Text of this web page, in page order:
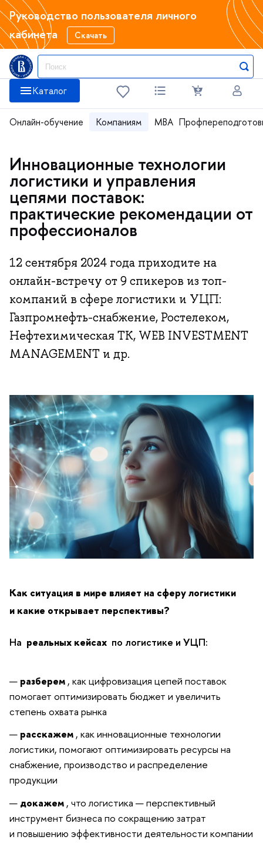
Руководство пользователя личного
кабинета
Скачать
Каталог
Онлайн-обучение Компаниям MBA
Инновационные технологии
логистики и управления
цепями поставок:
практические рекомендации от
профессионалов
12 сентября 2024 года приходите на
онлайн-встречу от 9 спикеров из топ-
компаний в сфере логистики и УЦП:
Газпромнефть-снабжение, Ростелеком,
Нефтехимическая ТК, WEB INVESTMENT
MANAGEMENT и др.
Как ситуация в мире влияет на сферу логистики
и какие открывает перспективы?
На реальных кейсах по логистике и УЦП:
разберем , как цифровизация цепей поставок
помогает оптимизировать бюджет и увеличить
степень охвата рынка
расскажем , как инновационные технологии
логистики, помогают оптимизировать ресурсы на
снабжение, производство и распределение
продукции
докажем , что логистика — перспективный
инструмент бизнеса по сокращению затрат
и повышению эффективности деятельности компании